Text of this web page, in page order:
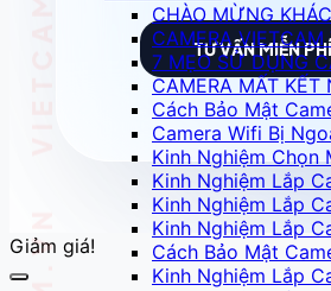
CHÀO MỪNG
CAMERA
7 MẸO SỬ DỤNG
CAMERA MẤT KẾT
Cách Bảo Mật
Camera Wifi Bị
Kinh Nghiệm Chọn
Kinh Nghiệm Lắp
Kinh Nghiệm Lắp
Kinh Nghiệm Lắp
Cách Bảo Mật
Kinh Nghiệm Lắp
TƯ VẤN MIỄN
Giảm giá!